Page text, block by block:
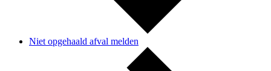
Niet opgehaald afval melden